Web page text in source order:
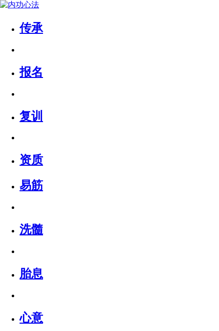
传承
报名
复训
资质
易筋
洗髓
胎息
心意